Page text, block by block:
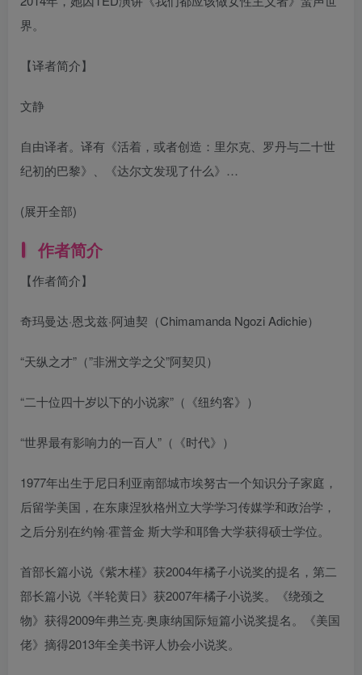
界。
【译者简介】
文静
自由译者。译有《活着，或者创造：里尔克、罗丹与二十世
纪初的巴黎》、《达尔文发现了什么》…
(展开全部)
作者简介
【作者简介】
奇玛曼达·恩戈兹·阿迪契（Chimamanda Ngozi Adichie）
“天纵之才”（”非洲文学之父”阿契贝）
“二十位四十岁以下的小说家”（《纽约客》）
“世界最有影响力的一百人”（《时代》）
1977年出生于尼日利亚南部城市埃努古一个知识分子家庭，
后留学美国，在东康涅狄格州立大学学习传媒学和政治学，
之后分别在约翰·霍普金 斯大学和耶鲁大学获得硕士学位。
首部长篇小说《紫木槿》获2004年橘子小说奖的提名，第二
部长篇小说《半轮黄日》获2007年橘子小说奖。《绕颈之
物》获得2009年弗兰克·奥康纳国际短篇小说奖提名。《美国
佬》摘得2013年全美书评人协会小说奖。